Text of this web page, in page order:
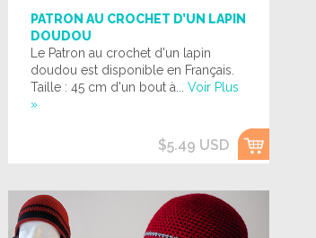
PATRON AU CROCHET D’UN LAPIN
DOUDOU
Le Patron au crochet d'un lapin
doudou est disponible en Français.
Taille : 45 cm d'un bout à... Voir Plus
»
$5.49 USD